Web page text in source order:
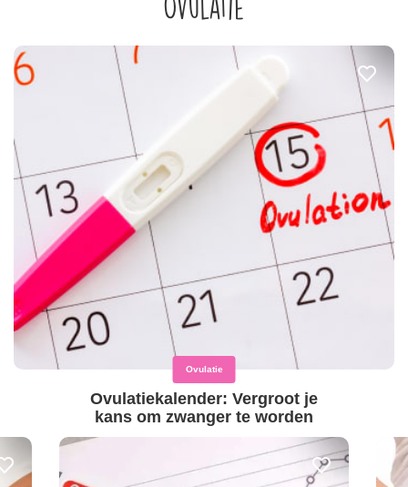
Ovulatie
Ovulatie
Ovulatiekalender: Vergroot je
kans om zwanger te worden